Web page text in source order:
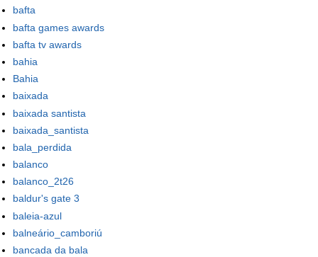
bafta
bafta games awards
bafta tv awards
bahia
Bahia
baixada
baixada santista
baixada_santista
bala_perdida
balanco
balanco_2t26
baldur's gate 3
baleia-azul
balneário_camboriú
bancada da bala